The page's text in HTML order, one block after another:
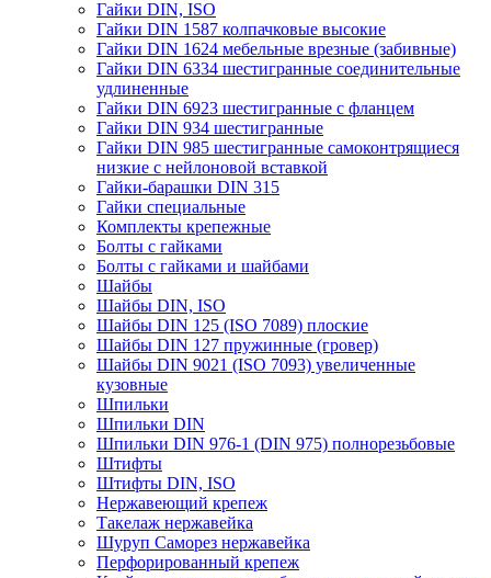
Гайки DIN, ISO
Гайки DIN 1587 колпачковые высокие
Гайки DIN 1624 мебельные врезные (забивные)
Гайки DIN 6334 шестигранные соединительные
удлиненные
Гайки DIN 6923 шестигранные с фланцем
Гайки DIN 934 шестигранные
Гайки DIN 985 шестигранные самоконтрящиеся
низкие с нейлоновой вставкой
Гайки-барашки DIN 315
Гайки специальные
Комплекты крепежные
Болты с гайками
Болты с гайками и шайбами
Шайбы
Шайбы DIN, ISO
Шайбы DIN 125 (ISO 7089) плоские
Шайбы DIN 127 пружинные (гровер)
Шайбы DIN 9021 (ISO 7093) увеличенные
кузовные
Шпильки
Шпильки DIN
Шпильки DIN 976-1 (DIN 975) полнорезьбовые
Штифты
Штифты DIN, ISO
Нержавеющий крепеж
Такелаж нержавейка
Шуруп Саморез нержавейка
Перфорированный крепеж